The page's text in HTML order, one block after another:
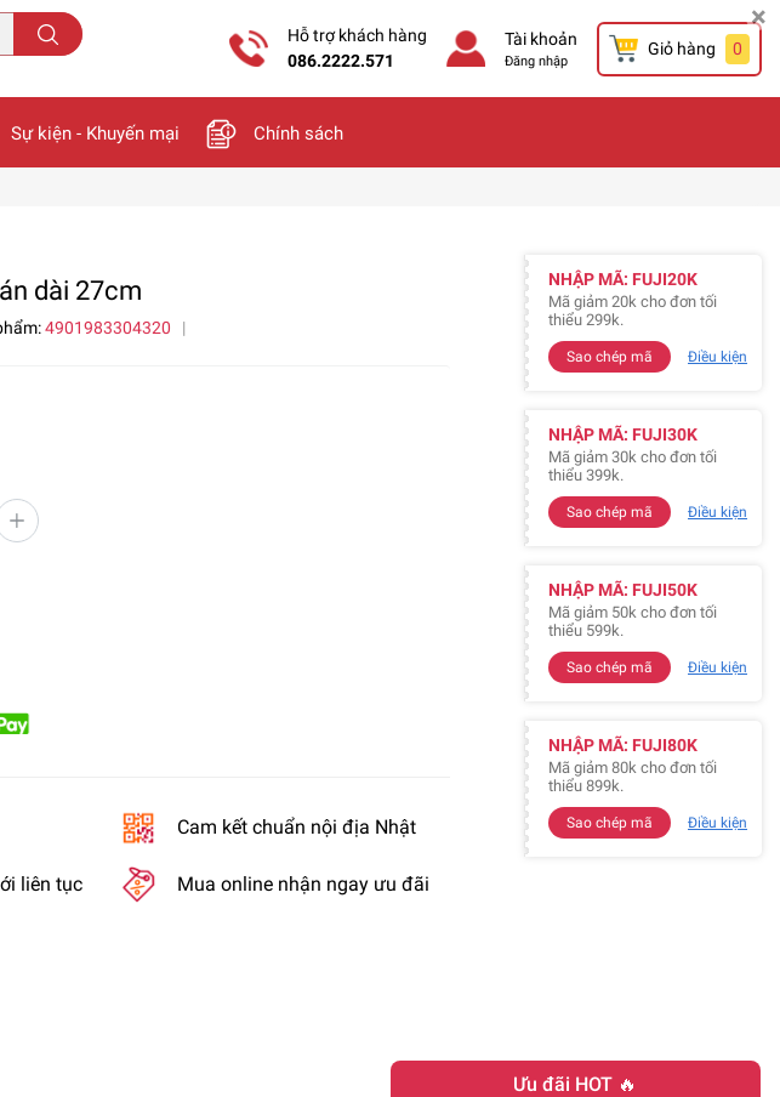
×
Hỗ trợ khách hàng
086.2222.571
Tài khoản
Đăng nhập
Giỏ hàng 0
Sự kiện - Khuyến mại Chính sách
dài 27cm
4901983304320 |
Cam kết chuẩn nội địa Nhật
liên tục Mua online nhận ngay ưu đãi
NHẬP MÃ: FUJI20K
Mã giảm 20k cho đơn tối
thiểu 299k.
Sao chép mã Điều kiện
NHẬP MÃ: FUJI30K
Mã giảm 30k cho đơn tối
thiểu 399k.
Sao chép mã Điều kiện
NHẬP MÃ: FUJI50K
Mã giảm 50k cho đơn tối
thiểu 599k.
Sao chép mã Điều kiện
NHẬP MÃ: FUJI80K
Mã giảm 80k cho đơn tối
thiểu 899k.
Sao chép mã Điều kiện
Ưu đãi HOT 🔥